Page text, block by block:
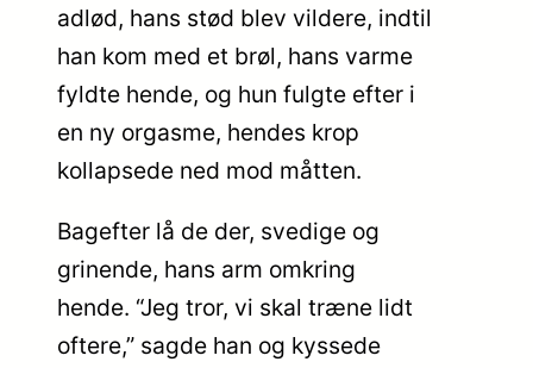
adlød, hans stød blev vildere, indtil
han kom med et brøl, hans varme
fyldte hende, og hun fulgte efter i
en ny orgasme, hendes krop
kollapsede ned mod måtten.
Bagefter lå de der, svedige og
grinende, hans arm omkring
hende. “Jeg tror, vi skal træne lidt
oftere,” sagde han og kyssede